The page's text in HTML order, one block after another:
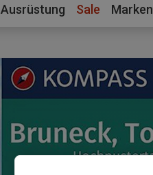
Ausrüstung Sale Marken